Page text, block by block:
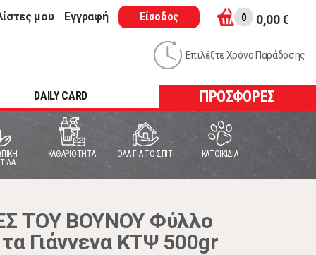
μου Εγγραφή Είσοδος 0 0,00 €
Επιλέξτε Χρόνο Παράδοσης
DAILY CARD ΠΡΟΣΦΟΡΕΣ
ΚΑΘΑΡΙΟΤΗΤΑ ΟΛΑ ΓΙΑ ΤΟ ΣΠΙΤΙ ΚΑΤΟΙΚΙΔΙΑ
ΤΟΥ ΒΟΥΝΟΥ Φύλλο
Γιάννενα ΚΤΨ 500gr